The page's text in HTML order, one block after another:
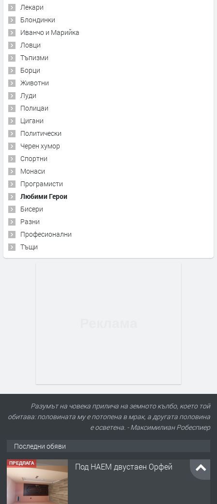
Лекари
Блондинки
Иванчо и Марийка
Ловци
Тъпизми
Борци
Животни
Луди
Полицаи
Цигани
Политически
Черен хумор
Спортни
Монаси
Програмисти
Любими Герои
Бисери
Разни
Професионални
Тъщи
Разумът на човека прилича на земното кълбо, което той
обитава: половината му е потопена в мрак, а другата половина
е осветена. - Максимилиан Робеспиер
Последни обяви
ПРЕДЛАГА Под НАЕМ двустаен Орфей